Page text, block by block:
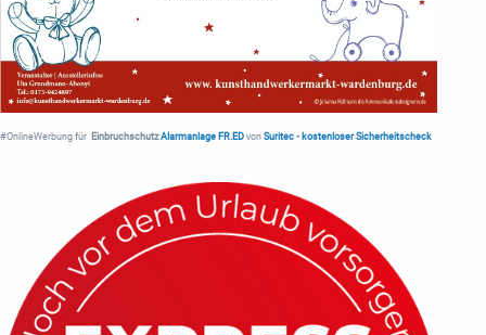
#OnlineWerbung für Einbruchschutz Alarmanlage FR.ED von Suritec • kostenloser Sicherheitscheck